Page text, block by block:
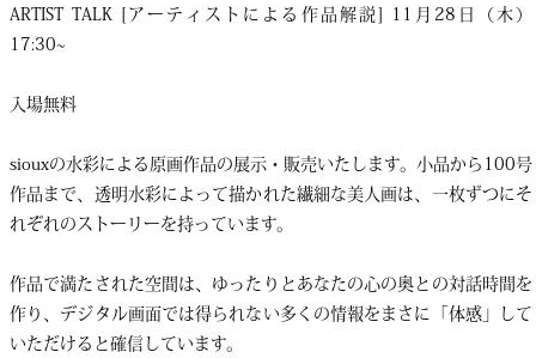
ARTIST TALK [アーティストによる作品解説] 11月28日（木）
17:30~
入場無料
siouxの水彩による原画作品の展示・販売いたします。小品から100号
作品まで、透明水彩によって描かれた繊細な美人画は、一枚ずつにそ
れぞれのストーリーを持っています。
作品で満たされた空間は、ゆったりとあなたの心の奥との対話時間を
作り、デジタル画面では得られない多くの情報をまさに「体感」して
いただけると確信しています。